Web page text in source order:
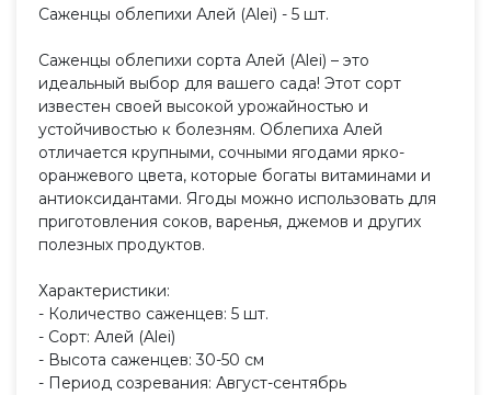
Саженцы облепихи Алей (Alei) - 5 шт.
Саженцы облепихи сорта Алей (Alei) – это
идеальный выбор для вашего сада! Этот сорт
известен своей высокой урожайностью и
устойчивостью к болезням. Облепиха Алей
отличается крупными, сочными ягодами ярко-
оранжевого цвета, которые богаты витаминами и
антиоксидантами. Ягоды можно использовать для
приготовления соков, варенья, джемов и других
полезных продуктов.
Характеристики:
- Количество саженцев: 5 шт.
- Сорт: Алей (Alei)
- Высота саженцев: 30-50 см
- Период созревания: Август-сентябрь